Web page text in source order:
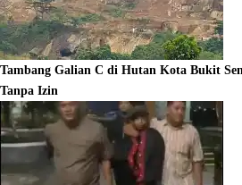
Tambang Galian C di Hutan Kota Bukit
Tanpa Izin